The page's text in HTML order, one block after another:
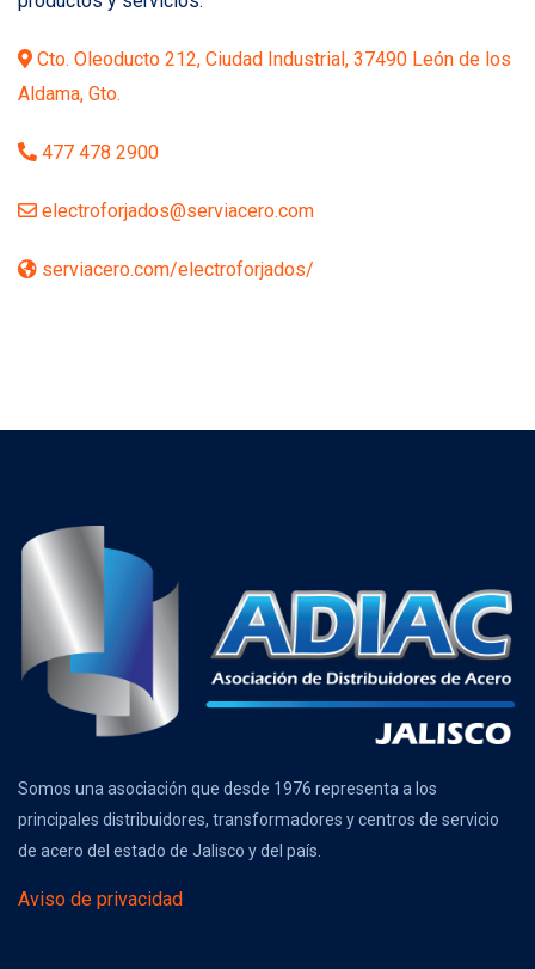
Cto. Oleoducto 212, Ciudad Industrial, 37490 León de los
Aldama, Gto.
477 478 2900
electroforjados@serviacero.com
serviacero.com/electroforjados/
Somos una asociación que desde 1976 representa a los
principales distribuidores, transformadores y centros de servicio
de acero del estado de Jalisco y del país.
Aviso de privacidad